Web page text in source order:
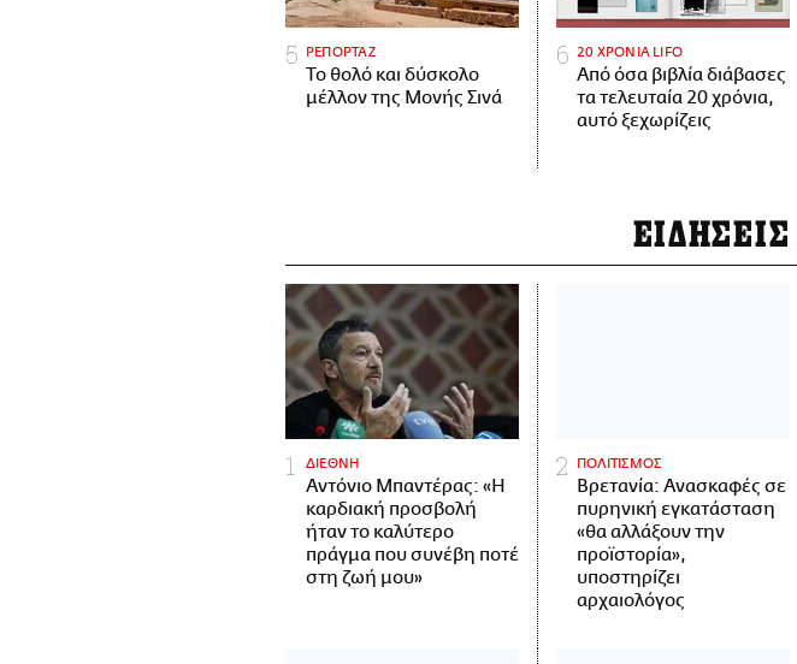
ΡΕΠΟΡΤΑΖ
Το θολό και δύσκολο
μέλλον της Μονής Σινά
20 ΧΡΟΝΙΑ LIFO
Από όσα βιβλία διάβασες
τα τελευταία 20 χρόνια,
αυτό ξεχωρίζεις
ΕΙΔΗΣΕΙΣ
ΔΙΕΘΝΗ
Αντόνιο Μπαντέρας: «Η
καρδιακή προσβολή
ήταν το καλύτερο
πράγμα που συνέβη ποτέ
στη ζωή μου»
ΠΟΛΙΤΙΣΜΟΣ
Βρετανία: Ανασκαφές σε
πυρηνική εγκατάσταση
«θα αλλάξουν την
προϊστορία»,
υποστηρίζει
αρχαιολόγος